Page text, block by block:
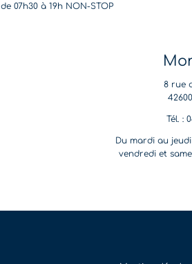
de 07h30 à 19h NON-STOP
8 rue
Tél. :
Du mardi au jeudi
vendredi et